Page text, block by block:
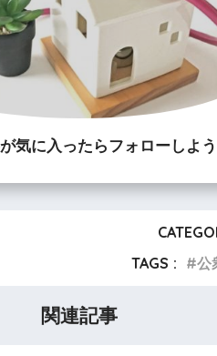
気に入ったらフォローしよう
TAGS :
公
関連記事